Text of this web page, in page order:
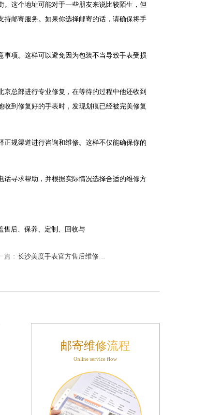
这个地址可能对于一些朋友来说比较陌生，但
邮寄服务。如果你选择邮寄的话，请确保将手
项。这样可以避免因为包装不当导致手表受损
总部进行专业修复，在等待的过程中他还收到
到修复好的手表时，发现划痕已经被完美修复
规渠道进行咨询和维修。这样不仅能确保你的
寻求帮助，并根据实际情况选择合适的维修方
篇： 长沙美度手表官方售后维修中心地址
邮寄维修流程
Online service flow